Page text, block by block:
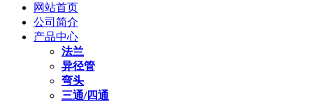
网站首页
公司简介
产品中心
法兰
异径管
弯头
三通/四通